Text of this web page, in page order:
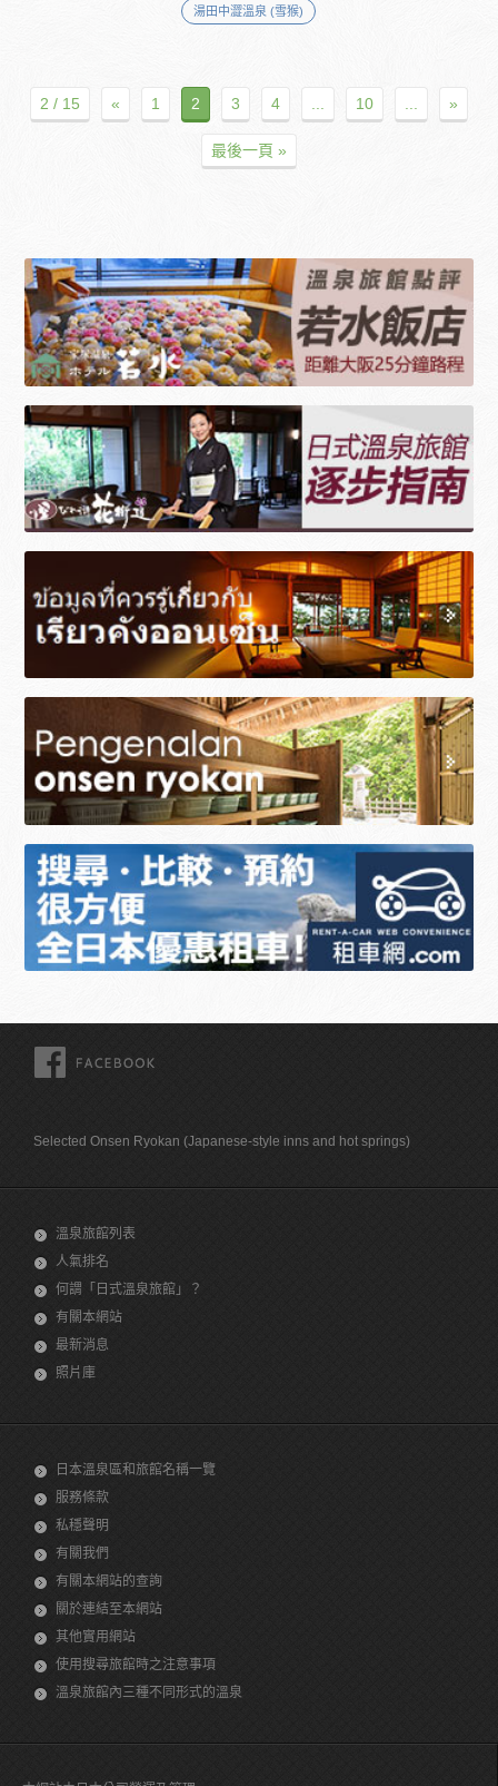
湯田中澀溫泉 (雪猴)
2 / 15 « 1 2 3 4 ... 10 ... »
最後一頁 »
Selected Onsen Ryokan (Japanese-style inns and hot springs)
溫泉旅館列表
人氣排名
何謂「日式溫泉旅館」？
有關本網站
最新消息
照片庫
日本溫泉區和旅館名稱一覽
服務條款
私穩聲明
有關我們
有關本網站的查詢
關於連結至本網站
其他實用網站
使用搜尋旅館時之注意事項
溫泉旅館內三種不同形式的溫泉